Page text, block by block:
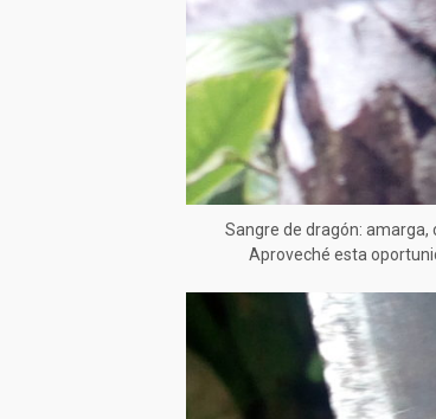
Sangre de dragón:
Aproveché esta